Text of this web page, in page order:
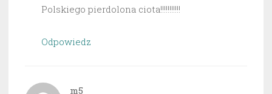
Polskiego pierdolona ciota!!!!!!!!!!!
Odpowiedz
m5